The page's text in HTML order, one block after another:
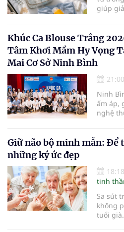
cao tuổi.
giúp
Khúc Ca Blouse Trắng
Tâm Khơi Mầm Hy Vọng
Mai Cơ Sở Ninh Bình
21:00
Ninh
ấm áp,
nghệ
điểm
viện
Giữ não bộ minh mẫn: Để
những ký ức đẹp
18:18
tinh
Sa sút
không
tuổi